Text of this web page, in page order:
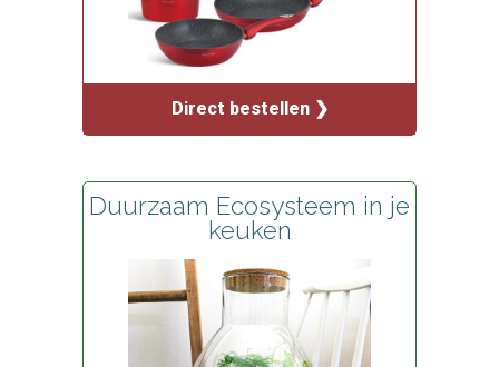
Direct bestellen ❯
Duurzaam Ecosysteem in je
keuken